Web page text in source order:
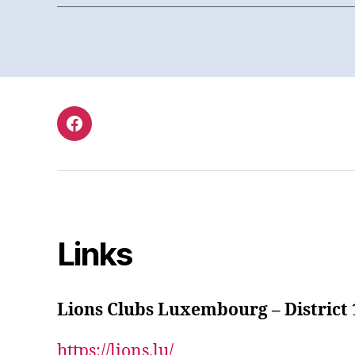
Facebook
Links
Lions Clubs Luxembourg – District